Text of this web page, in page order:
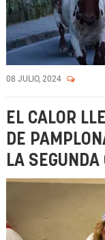
08 JULIO, 2024
EL CALOR
DE
LA